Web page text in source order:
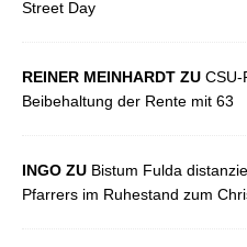
Street Day
REINER MEINHARDT ZU CSU-
Beibehaltung der Rente mit 63
INGO ZU Bistum Fulda
Pfarrers im Ruhestand zum